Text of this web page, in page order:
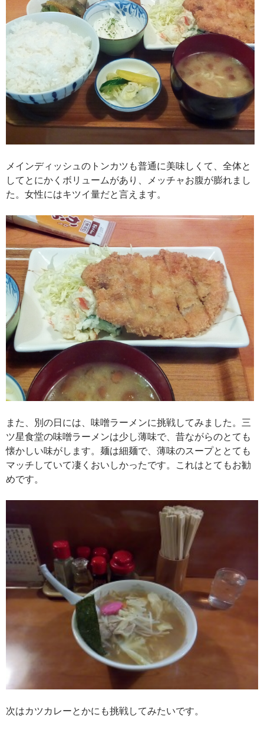
メインディッシュのトンカツも普通に美味しくて、全体と
してとにかくボリュームがあり、メッチャお腹が膨れまし
た。女性にはキツイ量だと言えます。
また、別の日には、味噌ラーメンに挑戦してみました。三
ツ星食堂の味噌ラーメンは少し薄味で、昔ながらのとても
懐かしい味がします。麺は細麺で、薄味のスープととても
マッチしていて凄くおいしかったです。これはとてもお勧
めです。
次はカツカレーとかにも挑戦してみたいです。